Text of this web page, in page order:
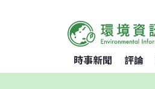
時事新聞 評論